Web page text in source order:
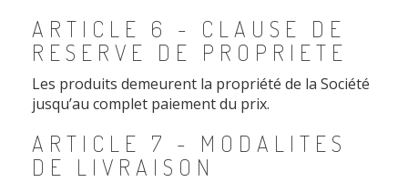
ARTICLE 6 - CLAUSE DE
RESERVE DE PROPRIETE
Les produits demeurent la propriété de la Société
jusqu’au complet paiement du prix.
ARTICLE 7 - MODALITES
DE LIVRAISON